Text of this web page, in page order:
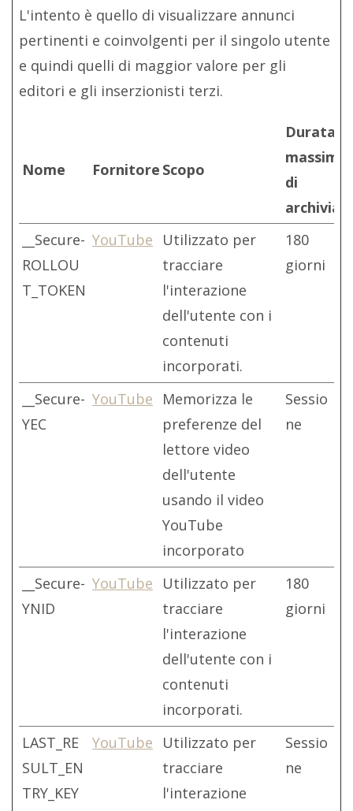
L'intento è quello di visualizzare annunci
pertinenti e coinvolgenti per il singolo utente
e quindi quelli di maggior valore per gli
editori e gli inserzionisti terzi.
Nome Fornitore Scopo
Durata
massima
di
__Secure-
ROLLOU
T_TOKEN
YouTube
Utilizzato per
tracciare
l'interazione
dell'utente con i
contenuti
incorporati.
180
giorni
__Secure-
YEC
YouTube
Memorizza le
preferenze del
lettore video
dell'utente
usando il video
YouTube
incorporato
Sessio
ne
__Secure-
YNID
YouTube
Utilizzato per
tracciare
l'interazione
dell'utente con i
contenuti
incorporati.
180
giorni
LAST_RE
SULT_EN
TRY_KEY
YouTube
Utilizzato per
tracciare
l'interazione
Sessio
ne